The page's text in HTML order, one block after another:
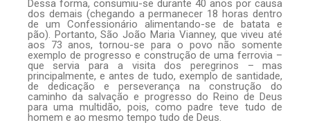
Dessa forma, consumiu-se durante 40 anos por causa
dos demais (chegando a permanecer 18 horas dentro
de um Confessionário alimentando-se de batata e
pão). Portanto, São João Maria Vianney, que viveu até
aos 73 anos, tornou-se para o povo não somente
exemplo de progresso e construção de uma ferrovia –
que servia para a visita dos peregrinos – mas
principalmente, e antes de tudo, exemplo de santidade,
de dedicação e perseverança na construção do
caminho da salvação e progresso do Reino de Deus
para uma multidão, pois, como padre teve tudo de
homem e ao mesmo tempo tudo de Deus.